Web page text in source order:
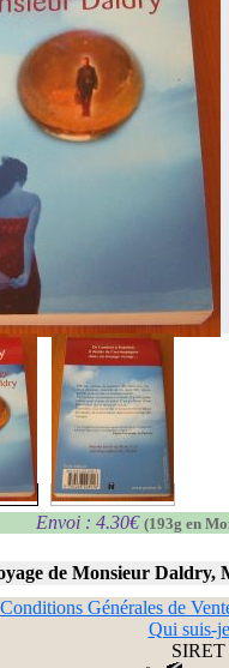
Envoi : 4.30€ (193g en
de Monsieur Daldry,
Conditions Générales de
Qui suis-
SIRET